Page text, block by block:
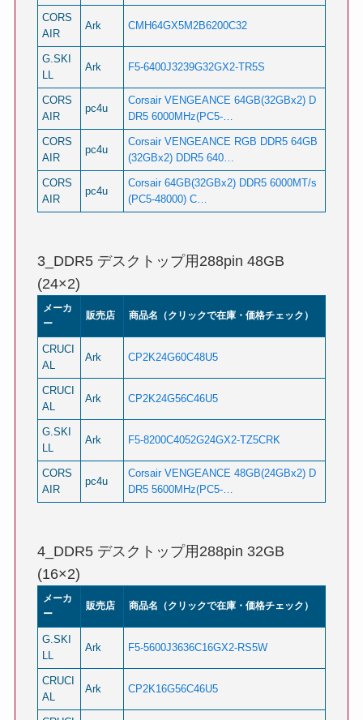
CORS
AIR
Ark CMH64GX5M2B6200C32
G.SKI
LL
Ark F5-6400J3239G32GX2-TR5S
CORS
AIR
pc4u
Corsair VENGEANCE 64GB(32GBx2) D
DR5 6000MHz(PC5-…
CORS
AIR
pc4u
Corsair VENGEANCE RGB DDR5 64GB
(32GBx2) DDR5 640…
CORS
AIR
pc4u
Corsair 64GB(32GBx2) DDR5 6000MT/s
(PC5-48000) C…
3_DDR5 デスクトップ用288pin 48GB
(24×2)
メーカ
ー
販売店 商品名（クリックで在庫・価格チェック）
CRUCI
AL
Ark CP2K24G60C48U5
CRUCI
AL
Ark CP2K24G56C46U5
G.SKI
LL
Ark F5-8200C4052G24GX2-TZ5CRK
CORS
AIR
pc4u
Corsair VENGEANCE 48GB(24GBx2) D
DR5 5600MHz(PC5-…
4_DDR5 デスクトップ用288pin 32GB
(16×2)
メーカ
ー
販売店 商品名（クリックで在庫・価格チェック）
G.SKI
LL
Ark F5-5600J3636C16GX2-RS5W
CRUCI
AL
Ark CP2K16G56C46U5